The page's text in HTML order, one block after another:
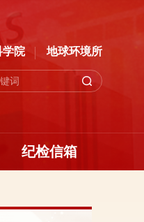
学院 地球环境所
纪检信箱